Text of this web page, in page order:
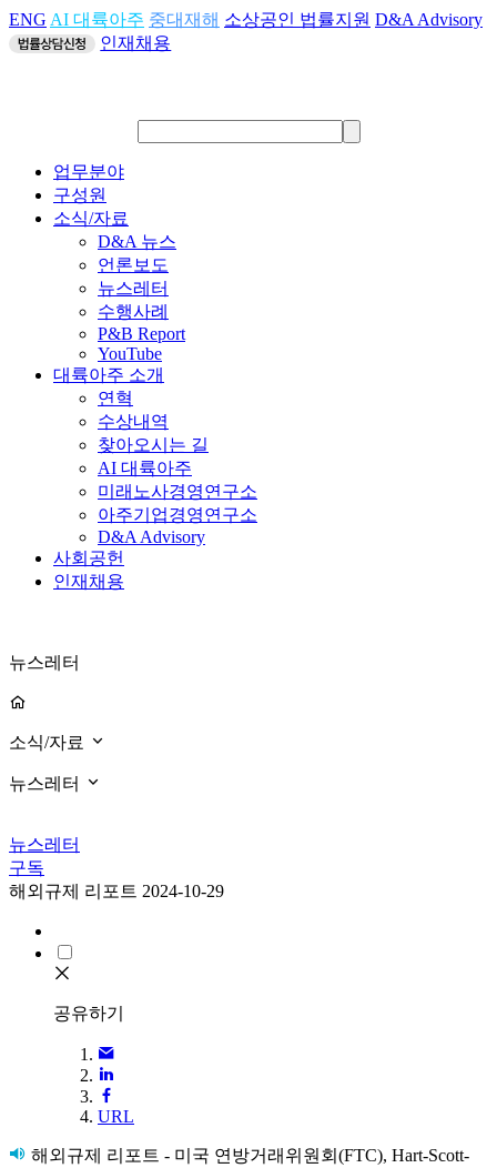
ENG AI 대륙아주 중대재해 소상공인 법률지원 D&A Advisory
인재채용
업무분야
구성원
소식/자료
D&A 뉴스
언론보도
뉴스레터
수행사례
P&B Report
YouTube
대륙아주 소개
연혁
수상내역
찾아오시는 길
AI 대륙아주
미래노사경영연구소
아주기업경영연구소
D&A Advisory
사회공헌
인재채용
뉴스레터
소식/자료
뉴스레터
뉴스레터
구독
해외규제 리포트 2024-10-29
공유하기
URL
해외규제 리포트 - 미국 연방거래위원회(FTC), Hart-Scott-